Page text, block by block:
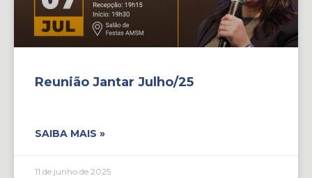
Reunião Jantar Julho/25
SAIBA MAIS »
11 de junho de 2025